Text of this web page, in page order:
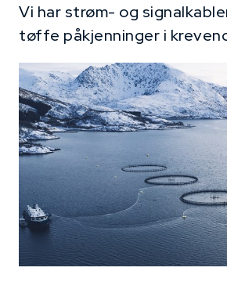
Vi har strøm- og
tøffe påkjenninger i